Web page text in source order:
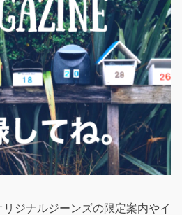
ジナルジーンズの限定案内やイ